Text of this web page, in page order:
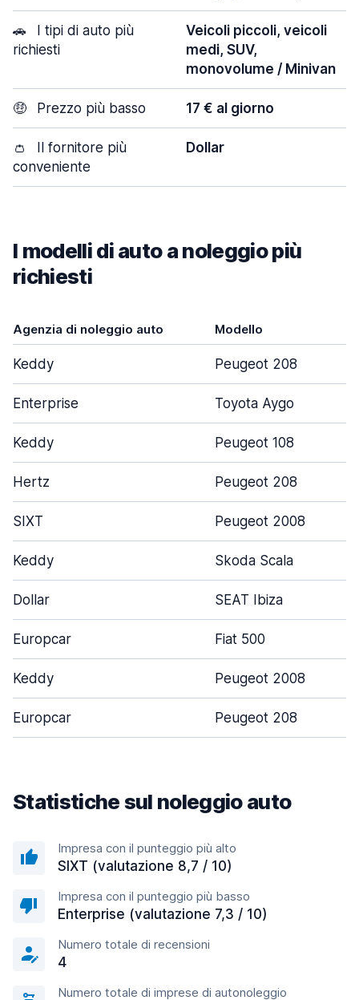
🚗
I tipi di auto più
richiesti
Veicoli piccoli, veicoli
medi, SUV,
monovolume / Minivan
🤑 Prezzo più basso 17 € al giorno
👛
Il fornitore più
conveniente
Dollar
I modelli di auto a noleggio più
richiesti
Agenzia di noleggio auto Modello
Keddy Peugeot 208
Enterprise Toyota Aygo
Keddy Peugeot 108
Hertz Peugeot 208
SIXT Peugeot 2008
Keddy Skoda Scala
Dollar SEAT Ibiza
Europcar Fiat 500
Keddy Peugeot 2008
Europcar Peugeot 208
Statistiche sul noleggio auto
Impresa con il punteggio più alto
SIXT (valutazione 8,7 / 10)
Impresa con il punteggio più basso
Enterprise (valutazione 7,3 / 10)
Numero totale di recensioni
4
Numero totale di imprese di autonoleggio